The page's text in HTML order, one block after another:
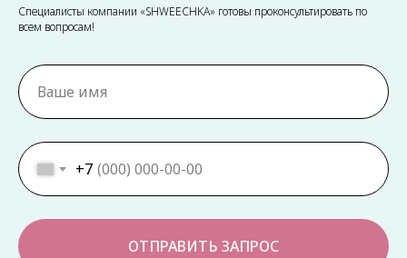
Специалисты компании «SHWEECHKA» готовы проконсультировать по
всем вопросам!
+7
ОТПРАВИТЬ ЗАПРОС